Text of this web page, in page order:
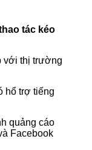
tác kéo
với thị trường
hổ trợ tiếng
quảng cáo
Facebook